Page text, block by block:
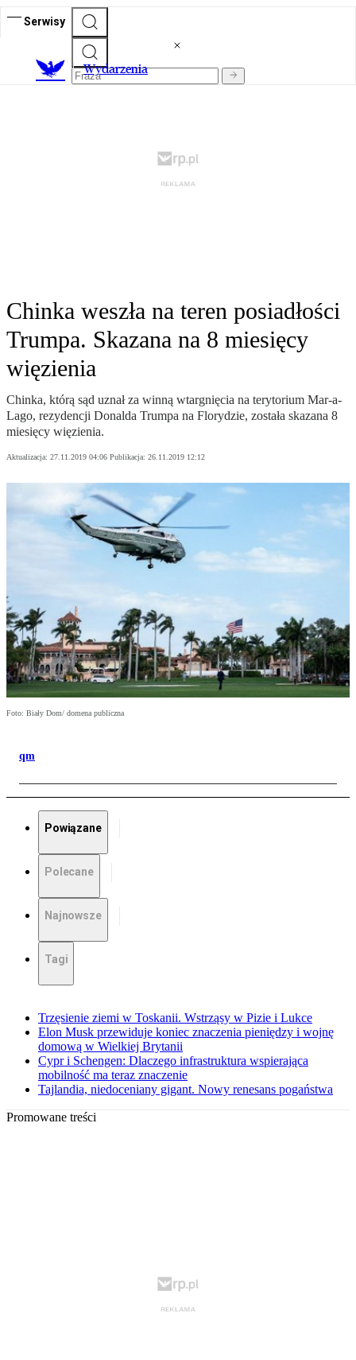
Serwisy
Wydarzenia
Chinka weszła na teren posiadłości
Trumpa. Skazana na 8 miesięcy
więzienia
Chinka, którą sąd uznał za winną wtargnięcia na terytorium Mar-a-
Lago, rezydencji Donalda Trumpa na Florydzie, została skazana 8
miesięcy więzienia.
Aktualizacja: 27.11.2019 04:06 Publikacja: 26.11.2019 12:12
Foto: Biały Dom/ domena publiczna
qm
Powiązane
Polecane
Najnowsze
Tagi
Trzęsienie ziemi w Toskanii. Wstrząsy w Pizie i Lukce
Elon Musk przewiduje koniec znaczenia pieniędzy i wojnę
domową w Wielkiej Brytanii
Cypr i Schengen: Dlaczego infrastruktura wspierająca
mobilność ma teraz znaczenie
Tajlandia, niedoceniany gigant. Nowy renesans pogaństwa
Promowane treści